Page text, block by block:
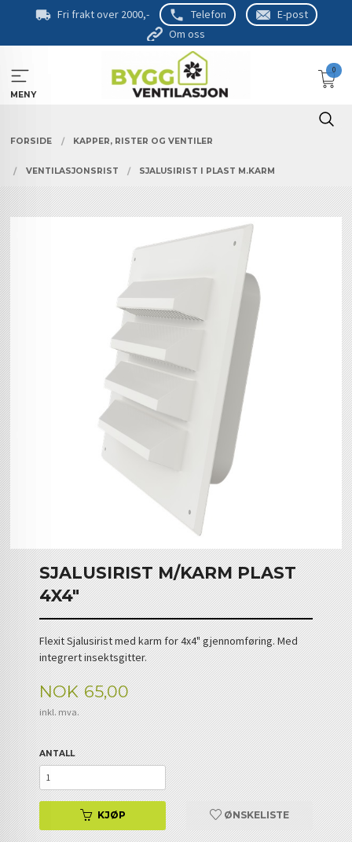
Fri frakt over 2000,- Telefon
E-post
Om oss
MENY
0
FORSIDE KAPPER, RISTER OG VENTILER
VENTILASJONSRIST SJALUSIRIST I PLAST M.KARM
SJALUSIRIST M/KARM PLAST
4X4"
Flexit Sjalusirist med karm for 4x4" gjennomføring. Med
integrert insektsgitter.
Pris
NOK 65,00
inkl. mva.
ANTALL
KJØP ØNSKELISTE